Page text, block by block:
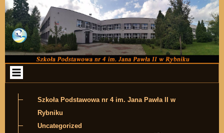
Przejdź do zawartości
Szkoła Podstawowa nr 4 im. Jana Pawła II w
Rybniku
Uncategorized